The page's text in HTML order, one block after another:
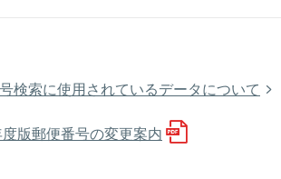
検索に使用されているデータについて
版郵便番号の変更案内